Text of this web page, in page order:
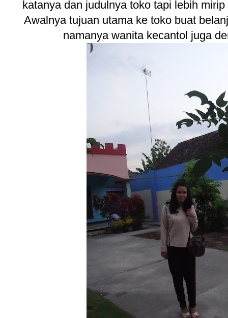
katanya dan judulnya toko tapi lebih
Awalnya tujuan utama ke toko buat
namanya wanita kecantol juga